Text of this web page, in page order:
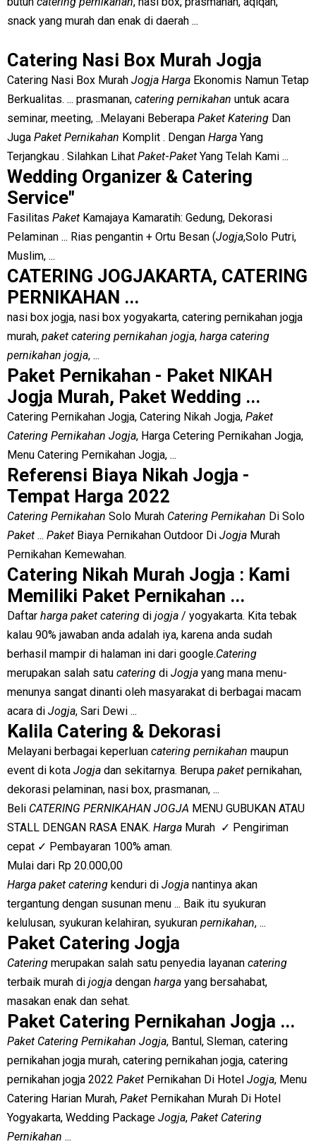
snack yang murah dan enak di daerah ...
Catering Nasi Box Murah Jogja
Catering Nasi Box Murah Jogja Harga Ekonomis Namun Tetap
Berkualitas. ... prasmanan, catering pernikahan untuk acara
seminar, meeting, ..Melayani Beberapa Paket Katering Dan
Juga Paket Pernikahan Komplit . Dengan Harga Yang
Terjangkau . Silahkan Lihat Paket-Paket Yang Telah Kami ...
Wedding Organizer & Catering
Service"
Fasilitas Paket Kamajaya Kamaratih: Gedung, Dekorasi
Pelaminan ... Rias pengantin + Ortu Besan (Jogja,Solo Putri,
Muslim, ...
CATERING JOGJAKARTA, CATERING
PERNIKAHAN ...
nasi box jogja, nasi box yogyakarta, catering pernikahan jogja
murah, paket catering pernikahan jogja, harga catering
pernikahan jogja, ...
Paket Pernikahan - Paket NIKAH
Jogja Murah, Paket Wedding ...
Catering Pernikahan Jogja, Catering Nikah Jogja, Paket
Catering Pernikahan Jogja, Harga Cetering Pernikahan Jogja,
Menu Catering Pernikahan Jogja, ...
Referensi Biaya Nikah Jogja -
Tempat Harga 2022
Catering Pernikahan Solo Murah Catering Pernikahan Di Solo
Paket ... Paket Biaya Pernikahan Outdoor Di Jogja Murah
Pernikahan Kemewahan.
Catering Nikah Murah Jogja : Kami
Memiliki Paket Pernikahan ...
Daftar harga paket catering di jogja / yogyakarta. Kita tebak
kalau 90% jawaban anda adalah iya, karena anda sudah
berhasil mampir di halaman ini dari google.Catering
merupakan salah satu catering di Jogja yang mana menu-
menunya sangat dinanti oleh masyarakat di berbagai macam
acara di Jogja, Sari Dewi ...
Kalila Catering & Dekorasi
Melayani berbagai keperluan catering pernikahan maupun
event di kota Jogja dan sekitarnya. Berupa paket pernikahan,
dekorasi pelaminan, nasi box, prasmanan, ...
Beli CATERING PERNIKAHAN JOGJA MENU GUBUKAN ATAU
STALL DENGAN RASA ENAK. Harga Murah ✓ Pengiriman
cepat ✓ Pembayaran 100% aman.
Mulai dari Rp 20.000,00
Harga paket catering kenduri di Jogja nantinya akan
tergantung dengan susunan menu ... Baik itu syukuran
kelulusan, syukuran kelahiran, syukuran pernikahan, ...
Paket Catering Jogja
Catering merupakan salah satu penyedia layanan catering
terbaik murah di jogja dengan harga yang bersahabat,
masakan enak dan sehat.
Paket Catering Pernikahan Jogja ...
Paket Catering Pernikahan Jogja, Bantul, Sleman, catering
pernikahan jogja murah, catering pernikahan jogja, catering
pernikahan jogja 2022 Paket Pernikahan Di Hotel Jogja, Menu
Catering Harian Murah, Paket Pernikahan Murah Di Hotel
Yogyakarta, Wedding Package Jogja, Paket Catering
Pernikahan ...